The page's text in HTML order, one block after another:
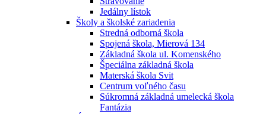
Jedálny lístok
Školy a školské zariadenia
Stredná odborná škola
Spojená škola, Mierová 134
Základná škola ul. Komenského
Špeciálna základná škola
Materská škola Svit
Centrum voľného času
Súkromná základná umelecká škola
Fantázia